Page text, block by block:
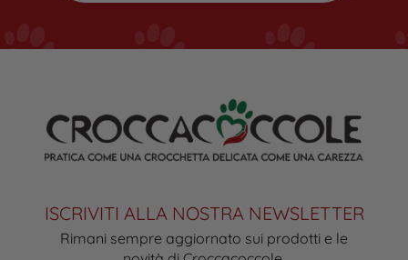
ISCRIVITI ALLA NOSTRA NEWSLETTER
Rimani sempre aggiornato sui prodotti e le